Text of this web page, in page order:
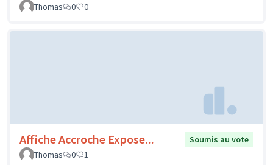
Thomas
0 0
Affiche Accroche Expose...
Soumis au vote
Thomas
0 1